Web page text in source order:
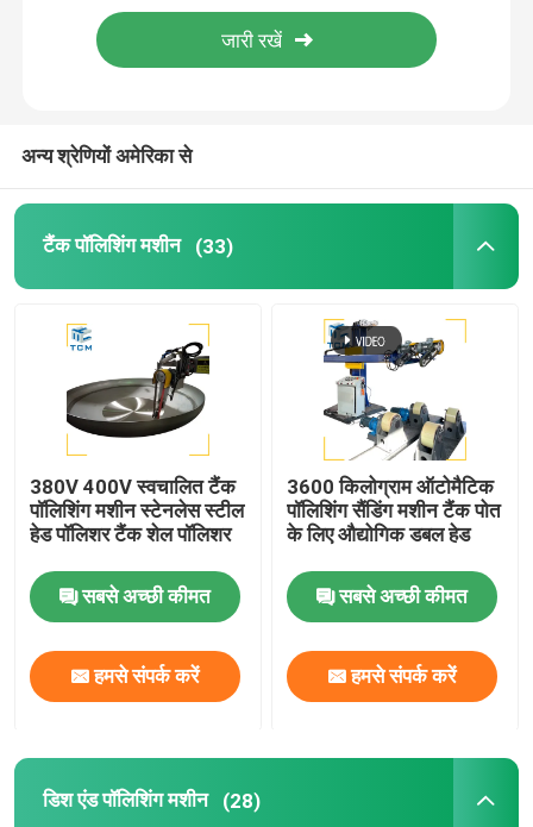
डिश एंड पॉलिशिंग मशीन
तार पॉलिशिंग मशीन
शीट पॉलिशिंग मशीन
स्टील कोहनी स्वचालित चमकाने की मशीन
वेल्ड प्लेनर
वेल्ड पॉलिशिंग मशीन
शंकु झुकने की मशीन
वेल्डिंग मशीनें
अन्य श्रेणियों अमेरिका से
टैंक पॉलिशिंग मशीन (33)
380V 400V स्वचालित टैंक
पॉलिशिंग मशीन स्टेनलेस स्टील
हेड पॉलिशर टैंक शेल पॉलिशर
सबसे अच्छी कीमत
हमसे संपर्क करें
3600 किलोग्राम ऑटोमैटिक
पॉलिशिंग सैंडिंग मशीन टैंक पोत
के लिए औद्योगिक डबल हेड
सबसे अच्छी कीमत
हमसे संपर्क करें
डिश एंड पॉलिशिंग मशीन (28)